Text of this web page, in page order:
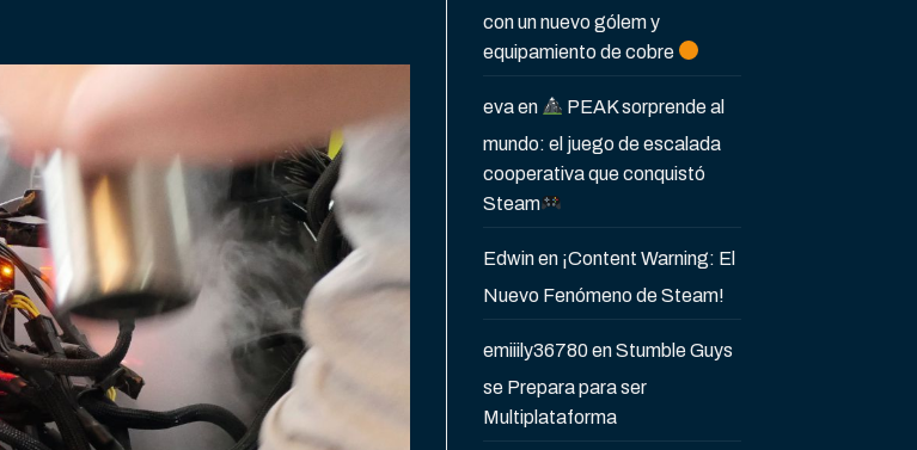
con un nuevo gólem y
equipamiento de cobre
evaen
PEAK sorprende al
mundo: el juego de escalada
cooperativa que conquistó
Steam
Edwinen ¡Content Warning: El
Nuevo Fenómeno de Steam!
emiiily36780enStumble Guys
se Prepara para ser
Multiplataforma